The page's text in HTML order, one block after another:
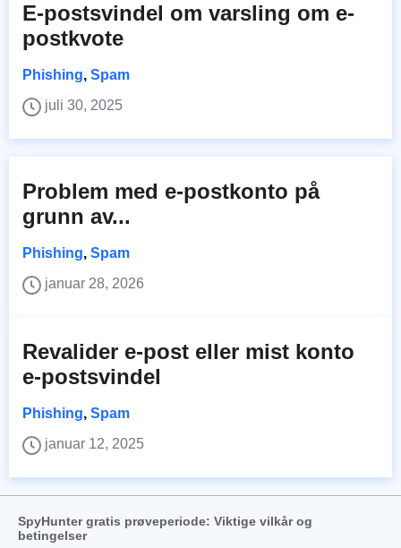
E-postsvindel om varsling om e-
postkvote
Phishing, Spam
juli 30, 2025
Problem med e-postkonto på
grunn av...
Phishing, Spam
januar 28, 2026
Revalider e-post eller mist konto
e-postsvindel
Phishing, Spam
januar 12, 2025
SpyHunter gratis prøveperiode: Viktige vilkår og
betingelser